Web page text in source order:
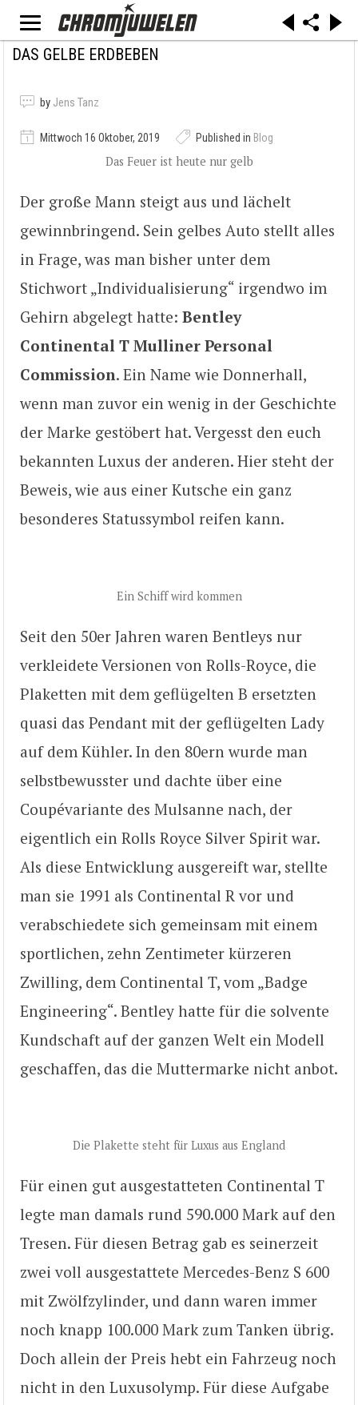
DAS GELBE ERDBEBEN
by Jens Tanz
Mittwoch 16 Oktober, 2019 Published in Blog
Das Feuer ist heute nur gelb
Der große Mann steigt aus und lächelt
gewinnbringend. Sein gelbes Auto stellt alles
in Frage, was man bisher unter dem
Stichwort „Individualisierung“ irgendwo im
Gehirn abgelegt hatte: Bentley
Continental T Mulliner Personal
Commission. Ein Name wie Donnerhall,
wenn man zuvor ein wenig in der Geschichte
der Marke gestöbert hat. Vergesst den euch
bekannten Luxus der anderen. Hier steht der
Beweis, wie aus einer Kutsche ein ganz
besonderes Statussymbol reifen kann.
Ein Schiff wird kommen
Seit den 50er Jahren waren Bentleys nur
verkleidete Versionen von Rolls-Royce, die
Plaketten mit dem geflügelten B ersetzten
quasi das Pendant mit der geflügelten Lady
auf dem Kühler. In den 80ern wurde man
selbstbewusster und dachte über eine
Coupévariante des Mulsanne nach, der
eigentlich ein Rolls Royce Silver Spirit war.
Als diese Entwicklung ausgereift war, stellte
man sie 1991 als Continental R vor und
verabschiedete sich gemeinsam mit einem
sportlichen, zehn Zentimeter kürzeren
Zwilling, dem Continental T, vom „Badge
Engineering“. Bentley hatte für die solvente
Kundschaft auf der ganzen Welt ein Modell
geschaffen, das die Muttermarke nicht anbot.
Die Plakette steht für Luxus aus England
Für einen gut ausgestatteten Continental T
legte man damals rund 590.000 Mark auf den
Tresen. Für diesen Betrag gab es seinerzeit
zwei voll ausgestattete Mercedes-Benz S 600
mit Zwölfzylinder, und dann waren immer
noch knapp 100.000 Mark zum Tanken übrig.
Doch allein der Preis hebt ein Fahrzeug noch
nicht in den Luxusolymp. Für diese Aufgabe